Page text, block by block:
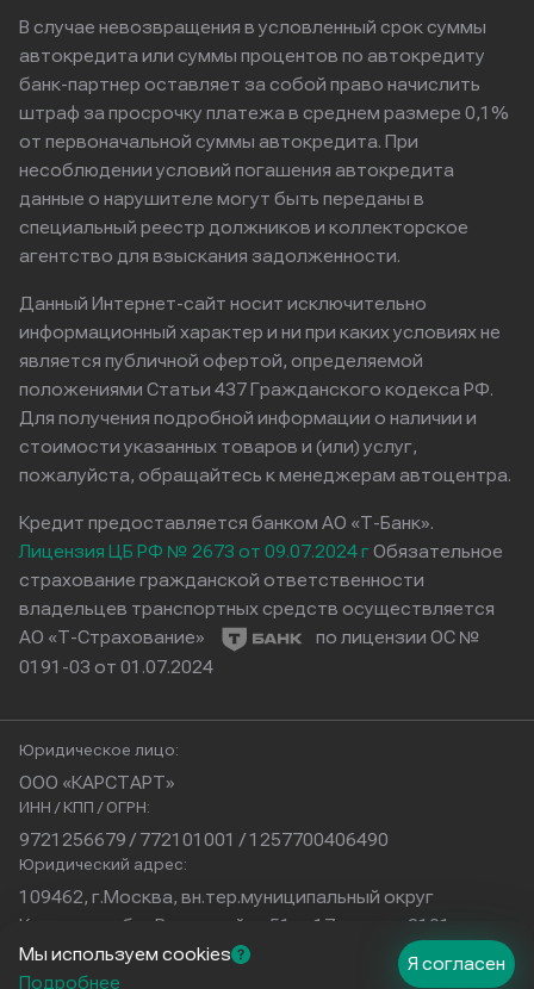
Мы используем cookies
Подробнее
Я согласен
В случае невозвращения в условленный срок суммы
автокредита или суммы процентов по автокредиту
банк-партнер оставляет за собой право начислить
штраф за просрочку платежа в среднем размере 0,1%
от первоначальной суммы автокредита. При
несоблюдении условий погашения автокредита
данные о нарушителе могут быть переданы в
специальный реестр должников и коллекторское
агентство для взыскания задолженности.
Данный Интернет-сайт носит исключительно
информационный характер и ни при каких условиях не
является публичной офертой, определяемой
положениями Статьи 437 Гражданского кодекса РФ.
Для получения подробной информации о наличии и
стоимости указанных товаров и (или) услуг,
пожалуйста, обращайтесь к менеджерам автоцентра.
Кредит предоставляется банком АО «Т-Банк».
Лицензия ЦБ РФ № 2673 от 09.07.2024 гОбязательное
страхование гражданской ответственности
владельцев транспортных средств осуществляется
АО «Т-Страхование»
по лицензии ОС №
0191-03 от 01.07.2024
Юридическое лицо:
ООО «КАРСТАРТ»
ИНН / КПП / ОГРН:
9721256679 / 772101001 / 1257700406490
Юридический адрес:
109462, г.Москва, вн.тер.муниципальный округ
Кузьминки, б-р Волжский, д.51, с.17, помещ.2101
Физический адрес:
г. Краснодар